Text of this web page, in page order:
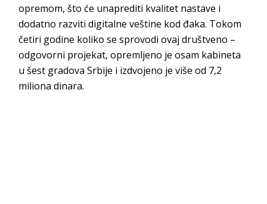
opremom, što će unaprediti kvalitet nastave i
dodatno razviti digitalne veštine kod đaka. Tokom
četiri godine koliko se sprovodi ovaj društveno –
odgovorni projekat, opremljeno je osam kabineta
u šest gradova Srbije i izdvojeno je više od 7,2
miliona dinara.